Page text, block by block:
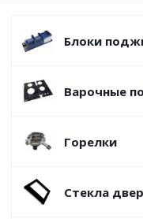
Блоки
Варочные
Горелки
Стекла